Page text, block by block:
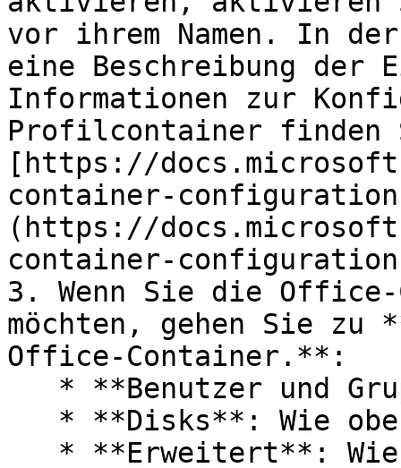
vor ihrem Namen. In
eine Beschreibung der
Informationen zur
Profilcontainer finden
[https://
container-
(https://
container-
3. Wenn Sie die Office-
möchten, gehen Sie zu
Office-Container.**: